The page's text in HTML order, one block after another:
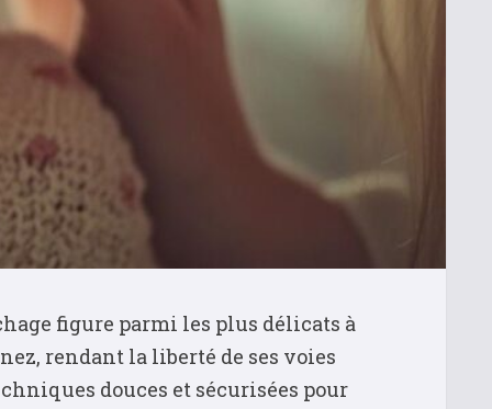
figure parmi les plus délicats à
rendant la liberté de ses voies
douces et sécurisées pour